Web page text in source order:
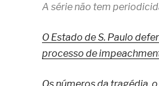
A série não tem
O Estado de S. Paulo
processo de